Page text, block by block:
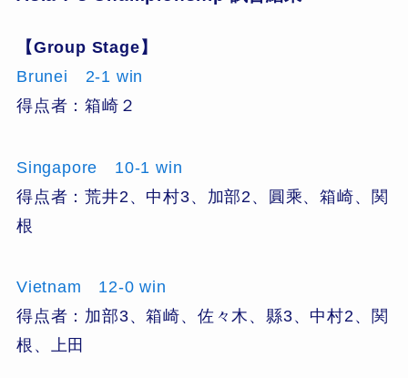
【Group Stage】
Brunei 2-1 win
得点者：箱崎２
Singapore 10-1 win
得点者：荒井2、中村3、加部2、圓乘、箱崎、関
根
Vietnam 12-0 win
得点者：加部3、箱崎、佐々木、縣3、中村2、関
根、上田